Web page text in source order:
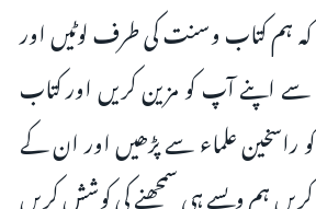
ہم کتاب وسنت کی طرف لوٹیں اور
اپنے آپ کو مزین کریں اور کتاب
علماء سے پڑھیں اور ان کے
کریں ہم ویسے ہی سمجھنے کی کوشش کریں